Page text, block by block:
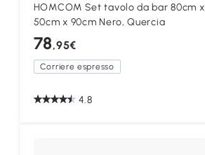
HOMCOM Set tavolo da bar 80cm x
50cm x 90cm Nero, Quercia
78,95€
Corriere espresso
4.8